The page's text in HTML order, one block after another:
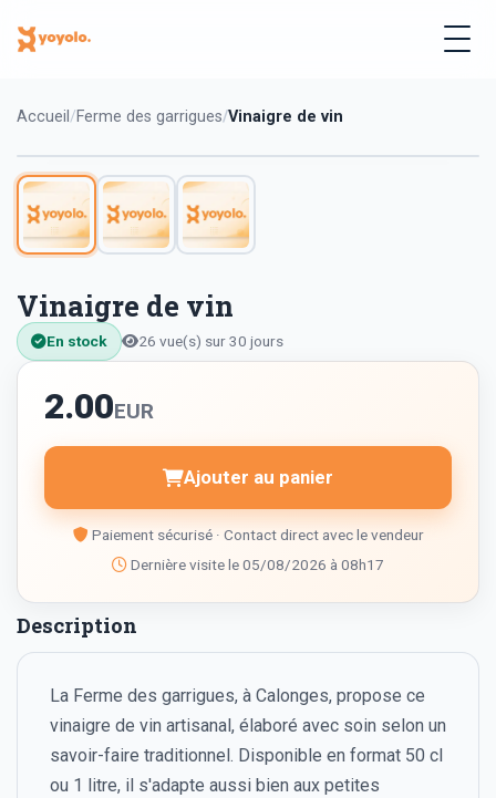
Accueil Ferme des garrigues Vinaigre de vin
Vinaigre de vin
En stock 26 vue(s) sur 30 jours
2.00EUR
Ajouter au panier
Paiement sécurisé · Contact direct avec le vendeur
Dernière visite le 05/08/2026 à 08h17
Description
La Ferme des garrigues, à Calonges, propose ce
vinaigre de vin artisanal, élaboré avec soin selon un
savoir-faire traditionnel. Disponible en format 50 cl
ou 1 litre, il s'adapte aussi bien aux petites